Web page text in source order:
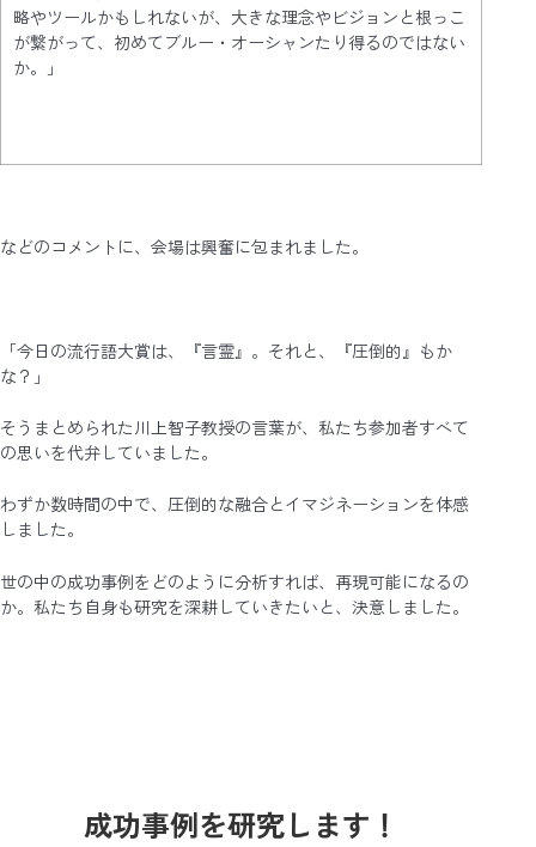
略やツールかもしれないが、大きな理念やビジョンと根っこ
が繋がって、初めてブルー・オーシャンたり得るのではない
か。」
などのコメントに、会場は興奮に包まれました。
「今日の流行語大賞は、『言霊』。それと、『圧倒的』もか
な？」
そうまとめられた川上智子教授の言葉が、私たち参加者すべて
の思いを代弁していました。
わずか数時間の中で、圧倒的な融合とイマジネーションを体感
しました。
世の中の成功事例をどのように分析すれば、再現可能になるの
か。私たち自身も研究を深耕していきたいと、決意しました。
成功事例を研究します！